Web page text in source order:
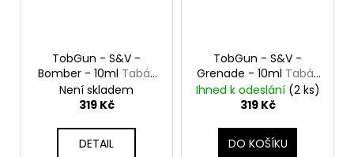
TobGun - S&V -
Bomber - 10ml Tabák
& Černý rybíz
Není skladem
319 Kč
DETAIL
TobGun - S&V -
Grenade - 10ml Tabák
& Med
Ihned k odeslání (2 ks)
319 Kč
DO KOŠÍKU